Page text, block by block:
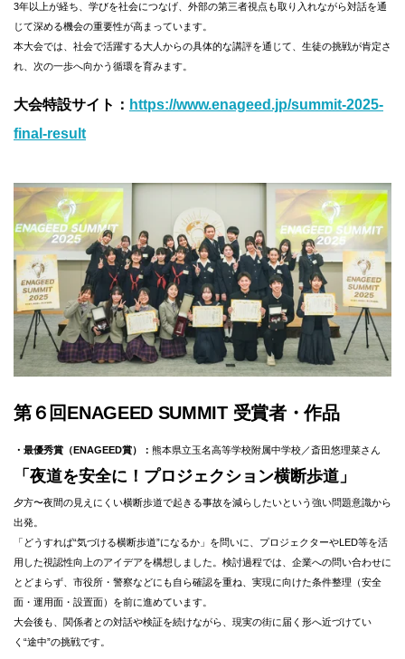
3年以上が経ち、学びを社会につなげ、外部の第三者視点も取り入れながら対話を通
じて深める機会の重要性が高まっています。
本大会では、社会で活躍する大人からの具体的な講評を通じて、生徒の挑戦が肯定さ
れ、次の一歩へ向かう循環を育みます。
大会特設サイト： https://www.enageed.jp/summit-2025-
final-result
第６回ENAGEED SUMMIT 受賞者・作品
・最優秀賞（ENAGEED賞）： 熊本県立玉名高等学校附属中学校／斎田悠理菜さん
「夜道を安全に！プロジェクション横断歩道」
夕方〜夜間の見えにくい横断歩道で起きる事故を減らしたいという強い問題意識から
出発。
「どうすれば“気づける横断歩道”になるか」を問いに、プロジェクターやLED等を活
用した視認性向上のアイデアを構想しました。検討過程では、企業への問い合わせに
とどまらず、市役所・警察などにも自ら確認を重ね、実現に向けた条件整理（安全
面・運用面・設置面）を前に進めています。
大会後も、関係者との対話や検証を続けながら、現実の街に届く形へ近づけてい
く“途中”の挑戦です。